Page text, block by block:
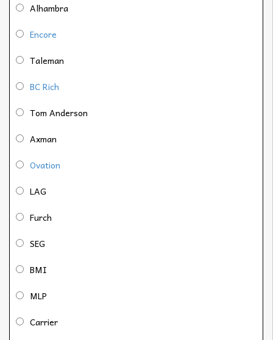
Alhambra
Encore
Taleman
BC Rich
Tom Anderson
Axman
Ovation
LAG
Furch
SEG
BMI
MLP
Carrier